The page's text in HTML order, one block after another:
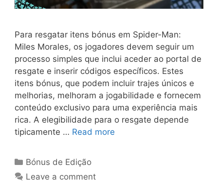
Para resgatar itens bónus em Spider-Man:
Miles Morales, os jogadores devem seguir um
processo simples que inclui aceder ao portal de
resgate e inserir códigos específicos. Estes
itens bónus, que podem incluir trajes únicos e
melhorias, melhoram a jogabilidade e fornecem
conteúdo exclusivo para uma experiência mais
rica. A elegibilidade para o resgate depende
tipicamente … Read more
Categories
Bónus de Edição
Leave a comment